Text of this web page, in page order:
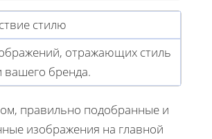
стилю
отражающих стиль
вашего бренда.
правильно подобранные и
изображения на главной